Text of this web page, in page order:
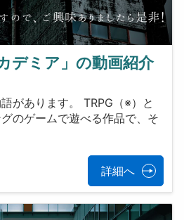
デミア」の動画紹介
があります。 TRPG（※）と
のゲームで遊べる作品で、そ
詳細へ